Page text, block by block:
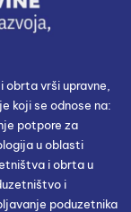
vrši upravne,
koji se odnose na:
potpore za
u oblasti
i obrta u
i
poduzetnika